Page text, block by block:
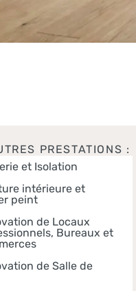
PRESTATIONS :
et Isolation
intérieure et
peint
de Locaux
Bureaux et
de Salle de